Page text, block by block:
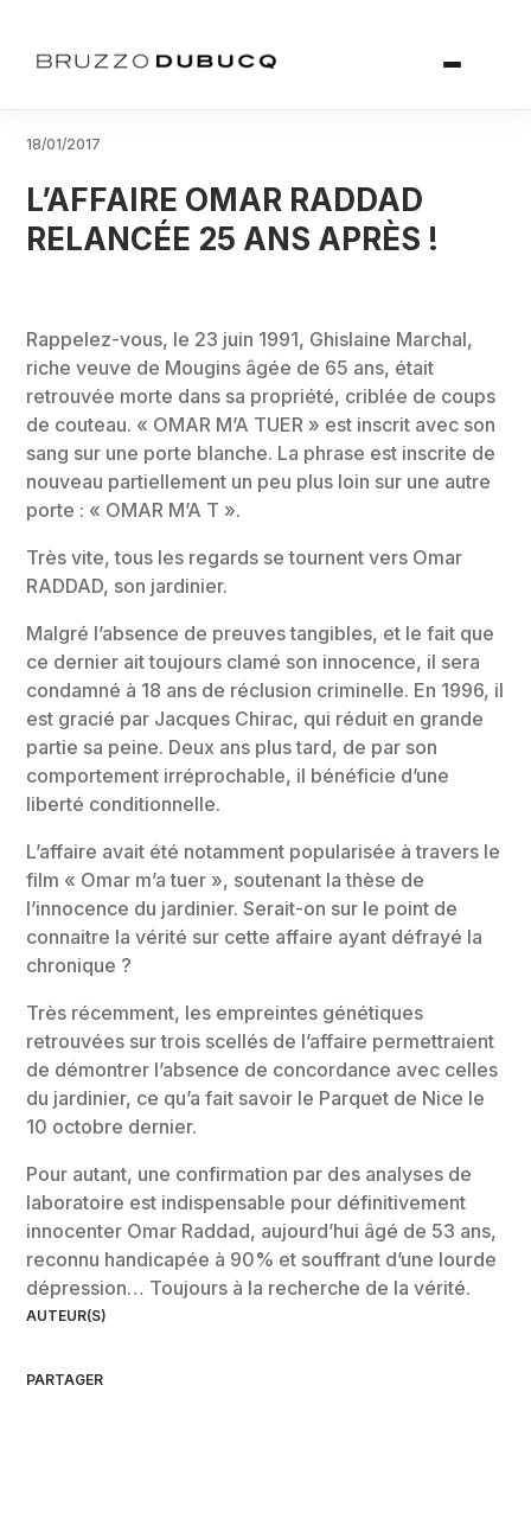
AUTEUR(S)
PARTAGER
18/01/2017
L’AFFAIRE OMAR RADDAD
RELANCÉE 25 ANS APRÈS !
Rappelez-vous, le 23 juin 1991, Ghislaine Marchal,
riche veuve de Mougins âgée de 65 ans, était
retrouvée morte dans sa propriété, criblée de coups
de couteau. « OMAR M’A TUER » est inscrit avec son
sang sur une porte blanche. La phrase est inscrite de
nouveau partiellement un peu plus loin sur une autre
porte : « OMAR M’A T ».
Très vite, tous les regards se tournent vers Omar
RADDAD, son jardinier.
Malgré l’absence de preuves tangibles, et le fait que
ce dernier ait toujours clamé son innocence, il sera
condamné à 18 ans de réclusion criminelle. En 1996, il
est gracié par Jacques Chirac, qui réduit en grande
partie sa peine. Deux ans plus tard, de par son
comportement irréprochable, il bénéficie d’une
liberté conditionnelle.
L’affaire avait été notamment popularisée à travers le
film « Omar m’a tuer », soutenant la thèse de
l’innocence du jardinier. Serait-on sur le point de
connaitre la vérité sur cette affaire ayant défrayé la
chronique ?
Très récemment, les empreintes génétiques
retrouvées sur trois scellés de l’affaire permettraient
de démontrer l’absence de concordance avec celles
du jardinier, ce qu’a fait savoir le Parquet de Nice le
10 octobre dernier.
Pour autant, une confirmation par des analyses de
laboratoire est indispensable pour définitivement
innocenter Omar Raddad, aujourd’hui âgé de 53 ans,
reconnu handicapée à 90% et souffrant d’une lourde
dépression… Toujours à la recherche de la vérité.